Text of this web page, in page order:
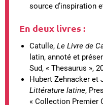
source d’inspiration
En deux livres :
Catulle, Le Livre de
latin, annoté et
Sud, « Thesaurus »,
Hubert Zehnacker et
Littérature latine,
« Collection Premier